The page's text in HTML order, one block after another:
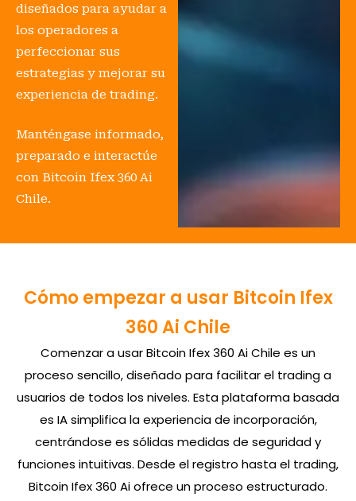
diseñados para ayudar a
los operadores a
perfeccionar sus
estrategias y mejorar su
experiencia de trading.
Manténgase informado,
preparado e interactúe
con Bitcoin Ifex 360 Ai
Chile.
Cómo empezar a usar Bitcoin Ifex
360 Ai Chile
Comenzar a usar Bitcoin Ifex 360 Ai Chile es un
proceso sencillo, diseñado para facilitar el trading a
usuarios de todos los niveles. Esta plataforma basada
es IA simplifica la experiencia de incorporación,
centrándose es sólidas medidas de seguridad y
funciones intuitivas. Desde el registro hasta el trading,
Bitcoin Ifex 360 Ai ofrece un proceso estructurado.